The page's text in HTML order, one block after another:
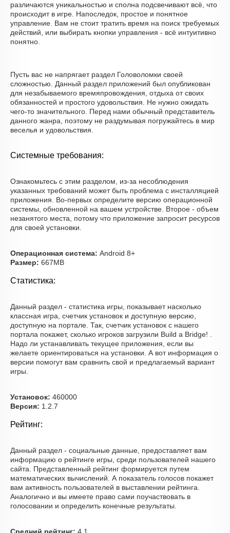
различаются уникальностью и сполна подсвечивают всё, что
происходит в игре. Напоследок, простое и понятное
управление. Вам не стоит тратить время на поиск требуемых
действий, или выбирать кнопки управления - всё интуитивно
понятно.
Пусть вас не напрягает раздел Головоломки своей
сложностью. Данный раздел приложений был опубликован
для незабываемого времяпровождения, отдыха от своих
обязанностей и простого удовольствия. Не нужно ожидать
чего-то значительного. Перед нами обычный представитель
данного жанра, поэтому не раздумывая погружайтесь в мир
веселья и удовольствия.
Системные требования:
Ознакомьтесь с этим разделом, из-за несоблюдения
указанных требований может быть проблема с инсталляцией
приложения. Во-первых определите версию операционной
системы, обновленной на вашем устройстве. Второе - объем
незанятого места, потому что приложение запросит ресурсов
для своей установки.
Операционная система: Android 8+
Размер: 667MB
Статистика:
Данный раздел - статистика игры, показывает насколько
классная игра, счетчик установок и доступную версию,
доступную на портале. Так, счетчик установок с нашего
портала покажет, сколько игроков загрузили Build a Bridge! .
Надо ли устанавливать текущее приложения, если вы
желаете ориентироваться на установки. А вот информация о
версии помогут вам сравнить свой и предлагаемый вариант
игры.
Установок: 460000
Версия: 1.2.7
Рейтинг:
Данный раздел - социальные данные, предоставляет вам
информацию о рейтинге игры, среди пользователей нашего
сайта. Представленный рейтинг формируется путем
математических вычислений. А показатель голосов покажет
вам активность пользователей в выставлении рейтинга.
Аналогично и вы имеете право сами поучаствовать в
голосовании и определить конечные результаты.